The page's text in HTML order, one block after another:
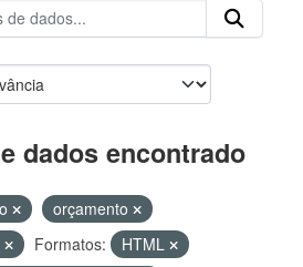
dados encontrado
orçamento
Formatos:
HTML